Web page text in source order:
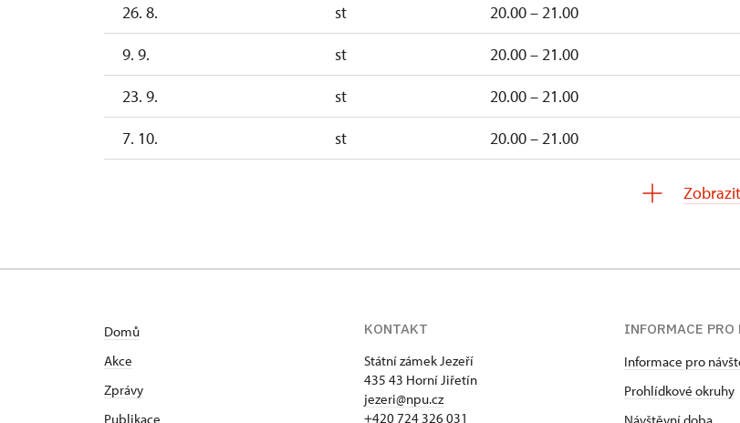
26. 8.
st
20.00 – 21.00
9. 9.
st
20.00 – 21.00
23. 9.
st
20.00 – 21.00
7. 10.
st
20.00 – 21.00
Domů
Akce
Zprávy
Publikace
KONTAKT
Státní zámek Jezeří
435 43 Horní Jiřetín
jezeri@npu.cz
+420 724 326 031
INFORMACE
Informace pro
Prohlídkové okruhy
Návštěvní doba